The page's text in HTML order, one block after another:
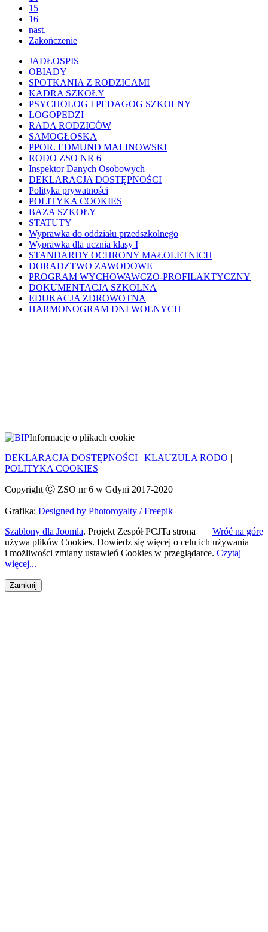
15
16
nast.
Zakończenie
JADŁOSPIS
OBIADY
SPOTKANIA Z RODZICAMI
KADRA SZKOŁY
PSYCHOLOG I PEDAGOG SZKOLNY
LOGOPEDZI
RADA RODZICÓW
SAMOGŁOSKA
PPOR. EDMUND MALINOWSKI
RODO ZSO NR 6
Inspektor Danych Osobowych
DEKLARACJA DOSTĘPNOŚCI
Polityka prywatności
POLITYKA COOKIES
BAZA SZKOŁY
STATUTY
Wyprawka do oddziału przedszkolnego
Wyprawka dla ucznia klasy I
STANDARDY OCHRONY MAŁOLETNICH
DORADZTWO ZAWODOWE
PROGRAM WYCHOWAWCZO-PROFILAKTYCZNY
DOKUMENTACJA SZKOLNA
EDUKACJA ZDROWOTNA
HARMONOGRAM DNI WOLNYCH
DEKLARACJA DOSTĘPNOŚCI | KLAUZULA RODO |
POLITYKA COOKIES
Copyright Ⓒ ZSO nr 6 w Gdyni 2017-2020
Grafika: Designed by Photoroyalty / Freepik
Szablony dla Joomla. Projekt Zespół PCJ Wróć na górę
Informacje o plikach cookie
Ta strona
używa plików Cookies. Dowiedz się więcej o celu ich używania
i możliwości zmiany ustawień Cookies w przeglądarce. Czytaj
więcej...